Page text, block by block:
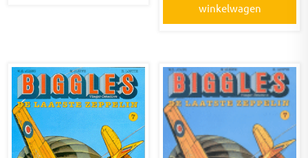
winkelwagen